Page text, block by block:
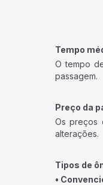
Tempo
O tempo
passagem.
Preço da
Os preços
alterações.
Tipos de
•